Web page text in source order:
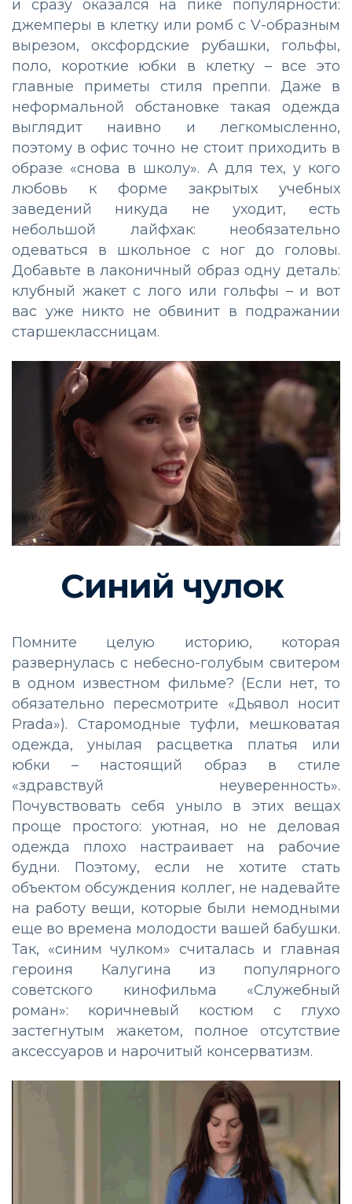
и сразу оказался на пике популярности:
джемперы в клетку или ромб с V-образным
вырезом, оксфордские рубашки, гольфы,
поло, короткие юбки в клетку –все это
главные приметы стиля преппи. Даже в
неформальной обстановке такая одежда
выглядит наивно и легкомысленно,
поэтому в офис точно не стоит приходить в
образе «снова в школу». А для тех, у кого
любовь к форме закрытых учебных
заведений никуда не уходит, есть
небольшой лайфхак: необязательно
одеваться в школьное с ног до головы.
Добавьте в лаконичный образ одну деталь:
клубный жакет с лого или гольфы –и вот
вас уже никто не обвинит в подражании
старшеклассницам.
Синий чулок
Помните целую историю, которая
развернулась с небесно-голубым свитером
в одном известном фильме? (Если нет, то
обязательно пересмотрите «Дьявол носит
Prada»). Старомодные туфли, мешковатая
одежда, унылая расцветка платья или
юбки– настоящий образ в стиле
«здравствуй неуверенность».
Почувствовать себя уныло в этих вещах
проще простого: уютная, но не деловая
одежда плохо настраивает на рабочие
будни. Поэтому, если не хотите стать
объектом обсуждения коллег, не надевайте
на работу вещи, которые были немодными
еще во времена молодости вашей бабушки.
Так, «синим чулком» считалась и главная
героиня Калугина из популярного
советского кинофильма «Служебный
роман»: коричневый костюм с глухо
застегнутым жакетом, полное отсутствие
аксессуаров и нарочитый консерватизм.